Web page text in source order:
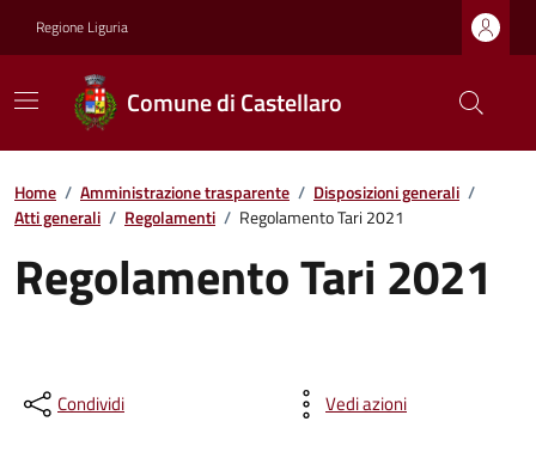
Regione Liguria
Comune di Castellaro
Home / Amministrazione trasparente / Disposizioni generali /
Atti generali / Regolamenti / Regolamento Tari 2021
Regolamento Tari 2021
Condividi Vedi azioni